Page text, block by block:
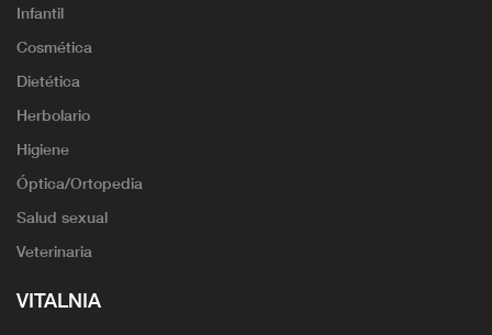
Infantil
Cosmética
Dietética
Herbolario
Higiene
Óptica/Ortopedia
Salud sexual
Veterinaria
VITALNIA